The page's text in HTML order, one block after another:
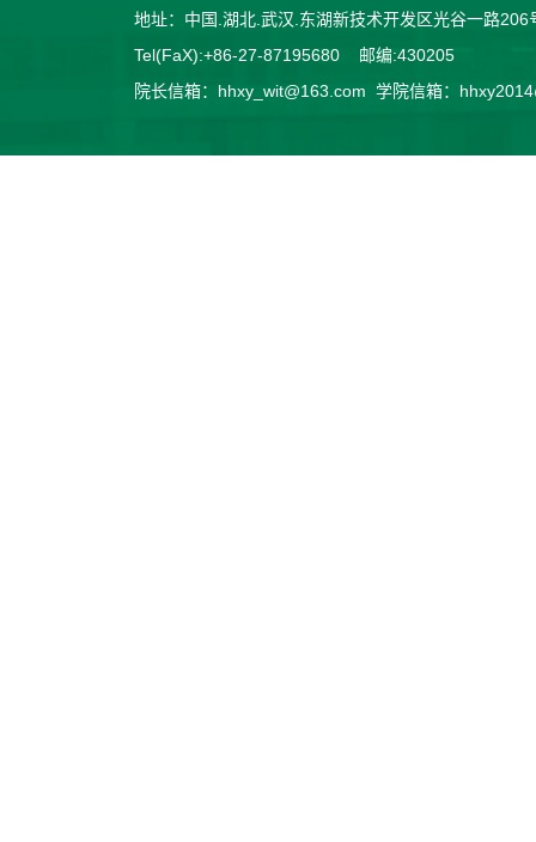
地址：中国.湖北.武汉.东湖新技术开发区光谷一路
Tel(FaX):+86-27-87195680 邮编:430205
院长信箱：hhxy_wit@163.com 学院信箱：